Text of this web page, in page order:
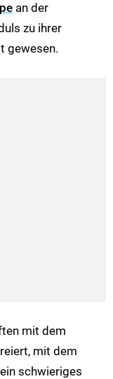
an der
zu ihrer
gewesen.
mit dem
mit dem
schwieriges